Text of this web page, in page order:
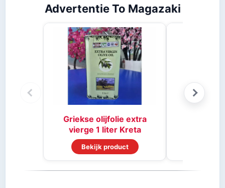
Advertentie To Magazaki
Griekse olijfolie extra
vierge 1 liter Kreta
Bekijk product
Stifado